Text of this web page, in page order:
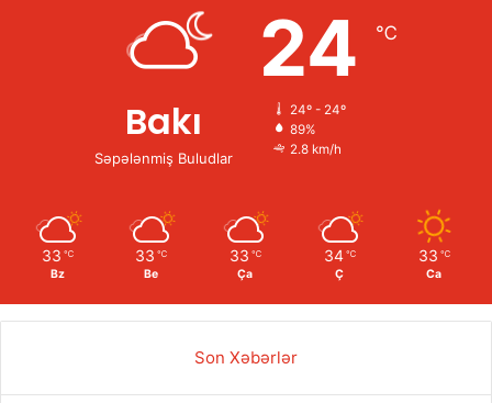
Bakı
Səpələnmiş Buludlar
24 ℃
24º - 24º
89%
2.8 km/h
33 ℃
Bz
33 ℃
Be
33 ℃
Ça
34 ℃
Ç
33 ℃
Ca
Son Xəbərlər